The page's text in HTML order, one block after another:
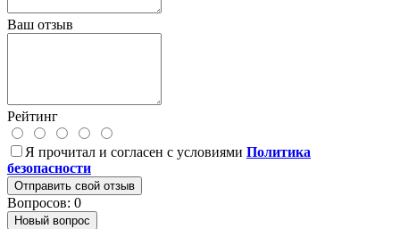
Ваш отзыв
Рейтинг
Я прочитал и согласен с условиями Политика
безопасности
Отправить свой отзыв
Вопросов: 0
Новый вопрос